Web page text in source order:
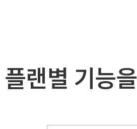
플랜별 기능